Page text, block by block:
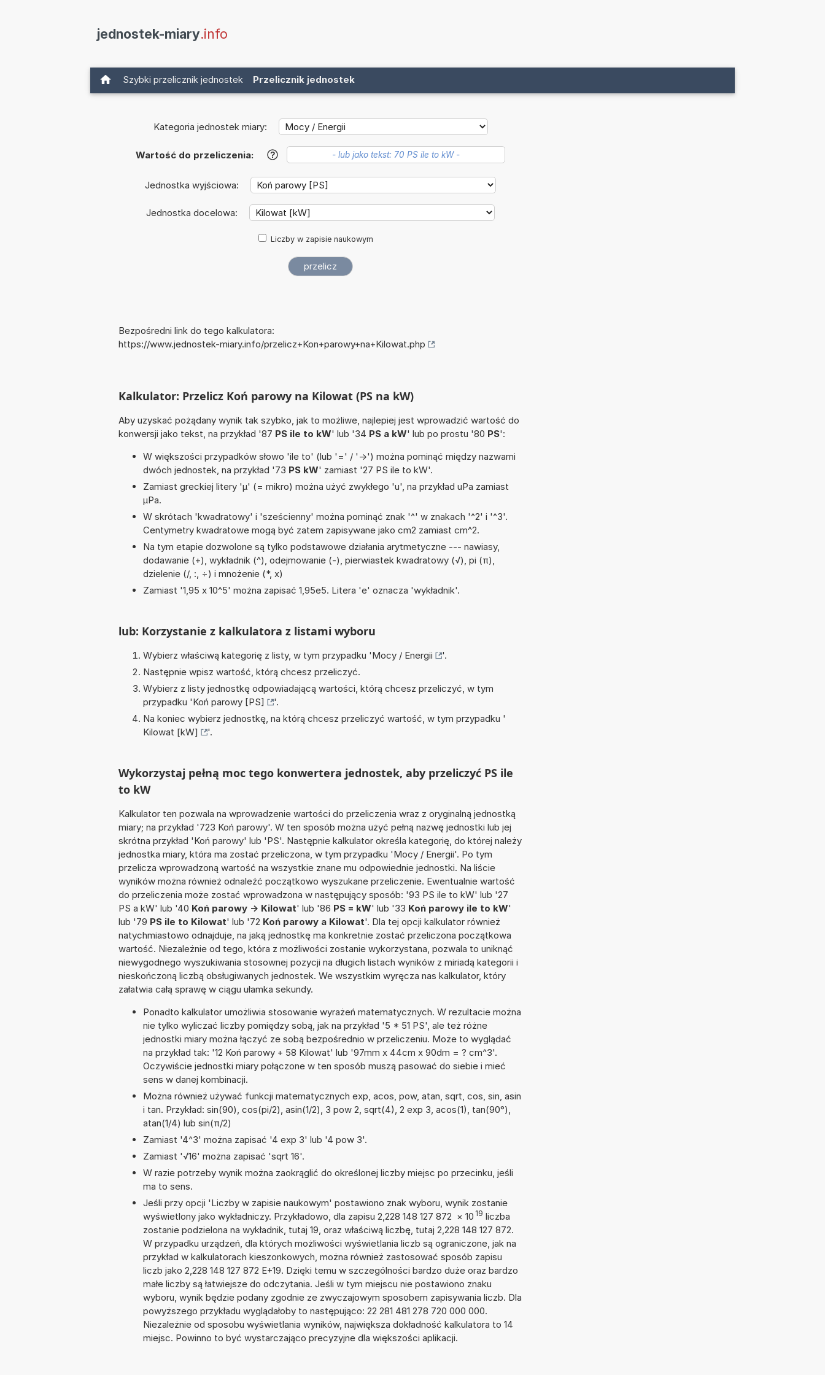
jednostek-miary.info
Szybki przelicznik jednostek Przelicznik jednostek
Kategoria jednostek miary:
Wartość do przeliczenia: ?
Jednostka wyjściowa:
Jednostka docelowa:
Liczby w zapisie naukowym
Bezpośredni link do tego kalkulatora:
https://www.jednostek-miary.info/przelicz+Kon+parowy+na+Kilowat.php
Kalkulator: Przelicz Koń parowy na Kilowat (PS na kW)
Aby uzyskać pożądany wynik tak szybko, jak to możliwe, najlepiej jest wprowadzić wartość do
konwersji jako tekst, na przykład '87 PS ile to kW' lub '34 PS a kW' lub po prostu '80 PS':
W większości przypadków słowo 'ile to' (lub '=' / '->') można pominąć między nazwami
dwóch jednostek, na przykład '73 PS kW' zamiast '27 PS ile to kW'.
Zamiast greckiej litery 'µ' (= mikro) można użyć zwykłego 'u', na przykład uPa zamiast
µPa.
W skrótach 'kwadratowy' i 'sześcienny' można pominąć znak '^' w znakach '^2' i '^3'.
Centymetry kwadratowe mogą być zatem zapisywane jako cm2 zamiast cm^2.
Na tym etapie dozwolone są tylko podstawowe działania arytmetyczne --- nawiasy,
dodawanie (+), wykładnik (^), odejmowanie (-), pierwiastek kwadratowy (√), pi (π),
dzielenie (/, :, ÷) i mnożenie (*, x)
Zamiast '1,95 x 10^5' można zapisać 1,95e5. Litera 'e' oznacza 'wykładnik'.
lub: Korzystanie z kalkulatora z listami wyboru
Wybierz właściwą kategorię z listy, w tym przypadku 'Mocy / Energii
'.
Następnie wpisz wartość, którą chcesz przeliczyć.
Wybierz z listy jednostkę odpowiadającą wartości, którą chcesz przeliczyć, w tym
przypadku 'Koń parowy [PS]
'.
Na koniec wybierz jednostkę, na którą chcesz przeliczyć wartość, w tym przypadku '
Kilowat [kW]
'.
Wykorzystaj pełną moc tego konwertera jednostek, aby przeliczyć PS ile
to kW
Kalkulator ten pozwala na wprowadzenie wartości do przeliczenia wraz z oryginalną jednostką
miary; na przykład '723 Koń parowy'. W ten sposób można użyć pełną nazwę jednostki lub jej
skrótna przykład 'Koń parowy' lub 'PS'. Następnie kalkulator określa kategorię, do której należy
jednostka miary, która ma zostać przeliczona, w tym przypadku 'Mocy / Energii'. Po tym
przelicza wprowadzoną wartość na wszystkie znane mu odpowiednie jednostki. Na liście
wyników można również odnaleźć początkowo wyszukane przeliczenie. Ewentualnie wartość
do przeliczenia może zostać wprowadzona w następujący sposób: '93 PS ile to kW' lub '27
PS a kW' lub '40 Koń parowy -> Kilowat' lub '86 PS = kW' lub '33 Koń parowy ile to kW'
lub '79 PS ile to Kilowat' lub '72 Koń parowy a Kilowat'. Dla tej opcji kalkulator również
natychmiastowo odnajduje, na jaką jednostkę ma konkretnie zostać przeliczona początkowa
wartość. Niezależnie od tego, która z możliwości zostanie wykorzystana, pozwala to uniknąć
niewygodnego wyszukiwania stosownej pozycji na długich listach wyników z miriadą kategorii i
nieskończoną liczbą obsługiwanych jednostek. We wszystkim wyręcza nas kalkulator, który
załatwia całą sprawę w ciągu ułamka sekundy.
Ponadto kalkulator umożliwia stosowanie wyrażeń matematycznych. W rezultacie można
nie tylko wyliczać liczby pomiędzy sobą, jak na przykład '5 * 51 PS', ale też różne
jednostki miary można łączyć ze sobą bezpośrednio w przeliczeniu. Może to wyglądać
na przykład tak: '12 Koń parowy + 58 Kilowat' lub '97mm x 44cm x 90dm = ? cm^3'.
Oczywiście jednostki miary połączone w ten sposób muszą pasować do siebie i mieć
sens w danej kombinacji.
Można również używać funkcji matematycznych exp, acos, pow, atan, sqrt, cos, sin, asin
i tan. Przykład: sin(90), cos(pi/2), asin(1/2), 3 pow 2, sqrt(4), 2 exp 3, acos(1), tan(90°),
atan(1/4) lub sin(π/2)
Zamiast '4^3' można zapisać '4 exp 3' lub '4 pow 3'.
Zamiast '√16' można zapisać 'sqrt 16'.
W razie potrzeby wynik można zaokrąglić do określonej liczby miejsc po przecinku, jeśli
ma to sens.
Jeśli przy opcji 'Liczby w zapisie naukowym' postawiono znak wyboru, wynik zostanie
wyświetlony jako wykładniczy. Przykładowo, dla zapisu 2,228 148 127 872 × 10 19 liczba
zostanie podzielona na wykładnik, tutaj 19, oraz właściwą liczbę, tutaj 2,228 148 127 872.
W przypadku urządzeń, dla których możliwości wyświetlania liczb są ograniczone, jak na
przykład w kalkulatorach kieszonkowych, można również zastosować sposób zapisu
liczb jako 2,228 148 127 872 E+19. Dzięki temu w szczególności bardzo duże oraz bardzo
małe liczby są łatwiejsze do odczytania. Jeśli w tym miejscu nie postawiono znaku
wyboru, wynik będzie podany zgodnie ze zwyczajowym sposobem zapisywania liczb. Dla
powyższego przykładu wyglądałoby to następująco: 22 281 481 278 720 000 000.
Niezależnie od sposobu wyświetlania wyników, największa dokładność kalkulatora to 14
miejsc. Powinno to być wystarczająco precyzyjne dla większości aplikacji.